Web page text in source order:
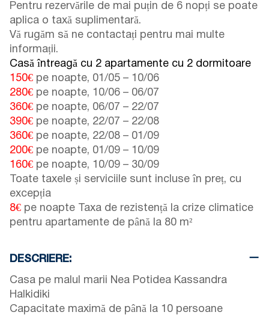
Pentru rezervările de mai puțin de 6 nopți se poate
aplica o taxă suplimentară.
Vă rugăm să ne contactați pentru mai multe
informații.
Casă întreagă cu 2 apartamente cu 2 dormitoare
150€ pe noapte, 01/05 – 10/06
280€ pe noapte, 10/06 – 06/07
360€ pe noapte, 06/07 – 22/07
390€ pe noapte, 22/07 – 22/08
360€ pe noapte, 22/08 – 01/09
200€ pe noapte, 01/09 – 10/09
160€ pe noapte, 10/09 – 30/09
Toate taxele și serviciile sunt incluse în preț, cu
excepția
8€ pe noapte Taxa de rezistență la crize climatice
pentru apartamente de până la 80 m²
DESCRIERE:
Casa pe malul marii Nea Potidea Kassandra
Halkidiki
Capacitate maximă de până la 10 persoane